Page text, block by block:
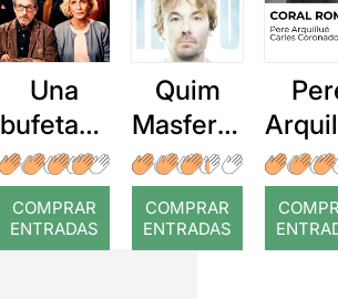
parte más atractiva de la
representación.
Una
bufetada
a temps
COMPRAR
ENTRADAS
Quim
Masferre
r: Temps
COMPRAR
ENTRADAS
: